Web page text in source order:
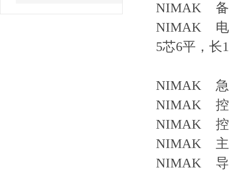
NIMAK
NIMAK 电
5芯6平，
NIMAK
NIMAK
NIMAK
NIMAK
NIMAK